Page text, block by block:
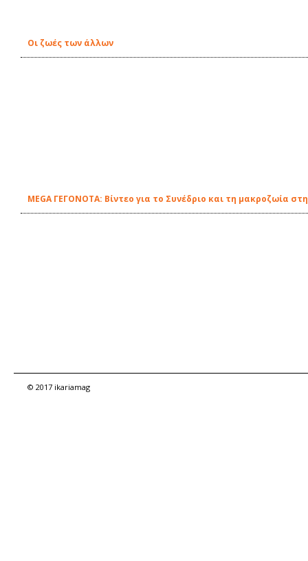
Οι ζωές των άλλων
MEGA ΓΕΓΟΝΟΤΑ: Βίντεο για το Συνέδριο και τη μακροζωία
© 2017 ikariamag